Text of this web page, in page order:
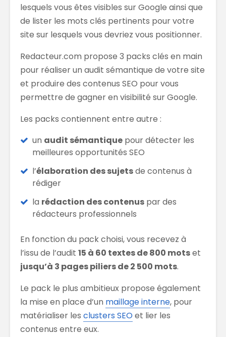
lesquels vous êtes visibles sur Google ainsi que
de lister les mots clés pertinents pour votre
site sur lesquels vous devriez vous positionner.
Redacteur.com propose 3 packs clés en main
pour réaliser un audit sémantique de votre site
et produire des contenus SEO pour vous
permettre de gagner en visibilité sur Google.
Les packs contiennent entre autre :
un audit sémantique pour détecter les
meilleures opportunités SEO
l’élaboration des sujetsde contenus à
rédiger
la rédaction des contenus par des
rédacteurs professionnels
En fonction du pack choisi, vous recevez à
l’issu de l’audit 15 à 60 textes de 800 motset
jusqu’à 3 pages piliers de 2 500 mots.
Le pack le plus ambitieux propose également
la mise en place d’un maillage interne, pour
matérialiser les clusters SEOet lier les
contenus entre eux.